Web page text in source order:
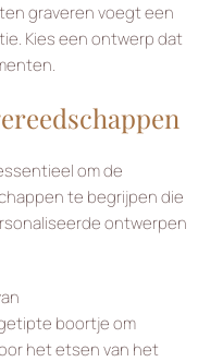
graveren voegt een
Kies een ontwerp dat
om de
te begrijpen die
ontwerpen
boortje om
het etsen van het